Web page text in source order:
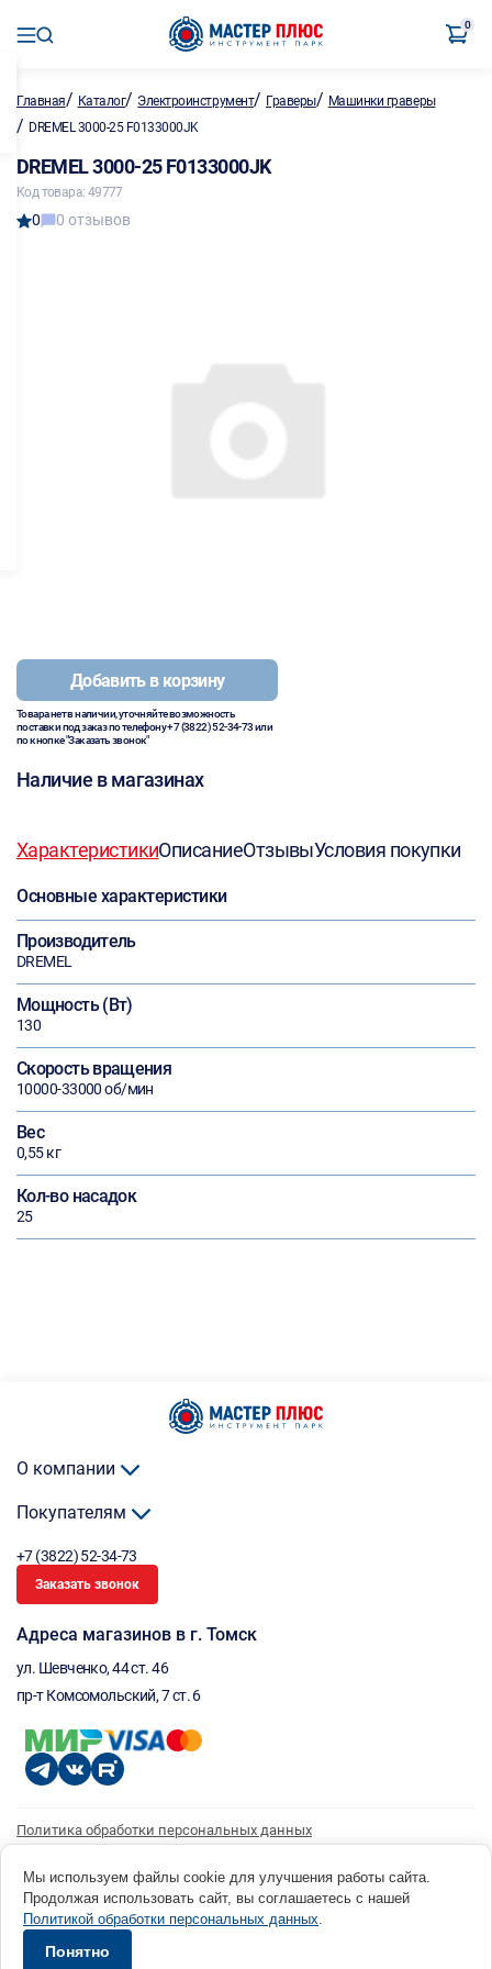
0
Главная/ Каталог/ Электроинструмент/ Граверы/ Машинки граверы
/ DREMEL 3000-25 F0133000JK
DREMEL 3000-25 F0133000JK
Код товара: 49777
0 0 отзывов
Добавить в корзину
Товара нет в наличии, уточняйте возможность
поставки под заказ по телефону+7 (3822) 52-34-73или
по кнопке "Заказать звонок"
Наличие в магазинах
ХарактеристикиОписаниеОтзывыУсловия покупки
Основные характеристики
Производитель
DREMEL
Мощность (Вт)
130
Скорость вращения
10000-33000 об/мин
Вес
0,55 кг
Кол-во насадок
25
О компании
Покупателям
+7 (3822) 52-34-73
Заказать звонок
Адреса магазинов в г. Томск
ул. Шевченко, 44 ст. 46
пр-т Комсомольский, 7 ст. 6
Политика обработки персональных данных
Согласие на получение рассылки
© 1996 - 2026 инструмент парк «Мастер Плюс» Россия, г. Томск, ул. Шевченко, 44 ст. 46, (3822) 52-34-
73 okp@masterplus.tomsk.ru ИП Брусницын Д.Н. ИНН 701700002741
Мы используем файлы cookie для улучшения работы сайта.
Продолжая использовать сайт, вы соглашаетесь с нашей
Политикой обработки персональных данных.
Понятно